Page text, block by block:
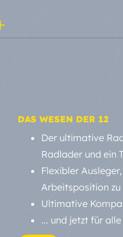
DAS WESEN DER 12
Der ultimative
Radlader und ein
Flexibler
Arbeitsposition
Ultimative
... und jetzt für